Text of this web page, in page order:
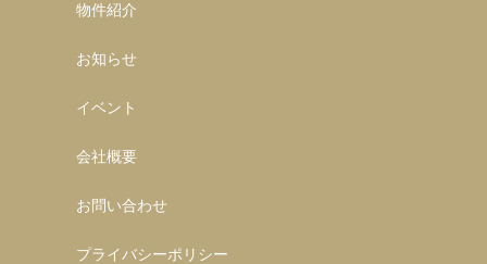
物件紹介
お知らせ
イベント
会社概要
お問い合わせ
プライバシーポリシー